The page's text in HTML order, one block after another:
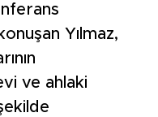
Yılmaz,
ve ahlaki